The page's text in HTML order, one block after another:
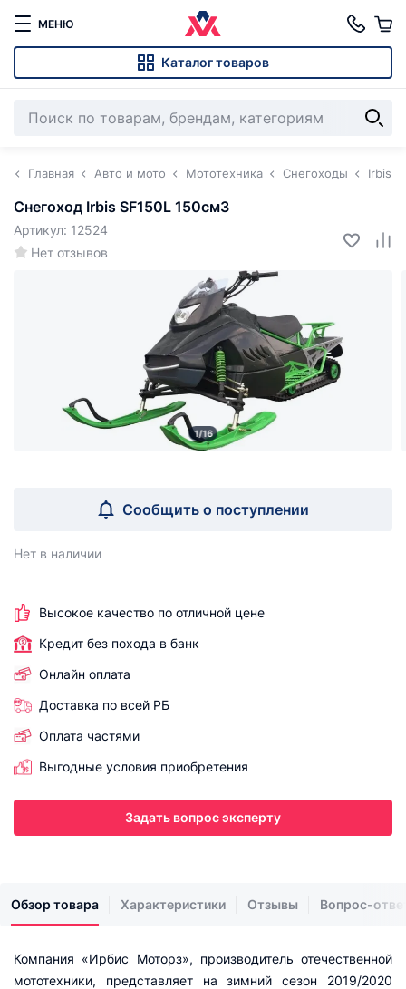
МЕНЮ
Каталог товаров
Главная Авто и мото Мототехника Снегоходы Irbis
Снегоход Irbis SF150L 150см3
Нет отзывов
Артикул: 12524
1/16
Сообщить о поступлении
Нет в наличии
Высокое качество по отличной цене
Кредит без похода в банк
Онлайн оплата
Доставка по всей РБ
Оплата частями
Выгодные условия приобретения
Задать вопрос эксперту
Обзор товара Характеристики Отзывы Вопрос-
Компания «Ирбис Моторз», производитель отечественной
мототехники, представляет на зимний сезон 2019/2020